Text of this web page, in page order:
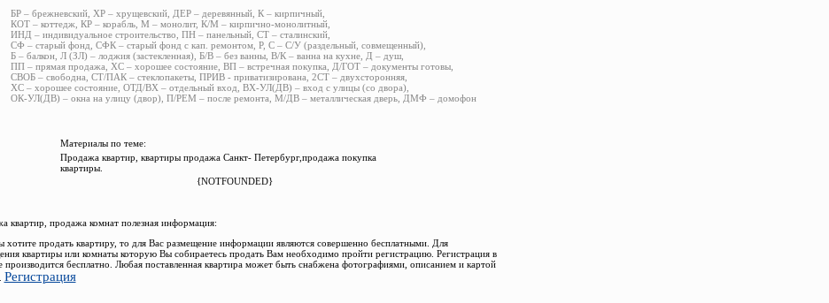
БР – брежневский, ХР – хрущевский, ДЕР – деревянный, К – кирпичный,
КОТ – коттедж, КР – корабль, М – монолит, К/М – кирпично-монолитный,
ИНД – индивидуальное строительство, ПН – панельный, СТ – сталинский,
СФ – старый фонд, СФК – старый фонд с кап. ремонтом, Р, С – С/У (раздельный, совмещенный),
Б – балкон, Л (ЗЛ) – лоджия (застекленная), Б/В – без ванны, В/К – ванна на кухне, Д – душ,
ПП – прямая продажа, ХС – хорошее состояние, ВП – встречная покупка, Д/ГОТ – документы готовы,
СВОБ – свободна, СТ/ПАК – стеклопакеты, ПРИВ - приватизирована, 2СТ – двухсторонняя,
ХС – хорошее состояние, ОТД/ВХ – отдельный вход, ВХ-УЛ(ДВ) – вход с улицы (со двора),
ОК-УЛ(ДВ) – окна на улицу (двор), П/РЕМ – после ремонта, М/ДВ – металлическая дверь, ДМФ – домофон
Материалы по теме:
Продажа квартир, квартиры продажа Санкт- Петербург,продажа покупка
квартиры.
{NOTFOUNDED}
квартир, продажа комнат полезная информация:
хотите продать квартиру, то для Вас размещение информации являются совершенно бесплатными. Для
квартиры или комнаты которую Вы собираетесь продать Вам необходимо пройти регистрацию. Регистрация в
производится бесплатно. Любая поставленная квартира может быть снабжена фотографиями, описанием и картой
Регистрация